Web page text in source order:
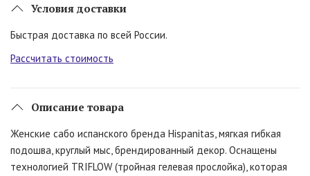
Условия доставки
Быстрая доставка по всей России.
Рассчитать стоимость
Описание товара
Женские сабо испанского бренда Hispanitas, мягкая гибкая
подошва, круглый мыс, брендированный декор. Оснащены
технологией TRIFLOW (тройная гелевая прослойка), которая